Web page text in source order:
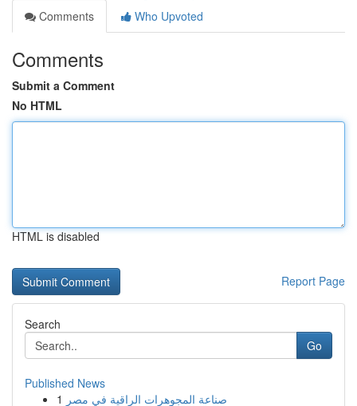
Comments
Who Upvoted
Comments
Submit a Comment
No HTML
HTML is disabled
Report Page
Search
Go
Published News
1 صناعة المجوهرات الراقية في مصر